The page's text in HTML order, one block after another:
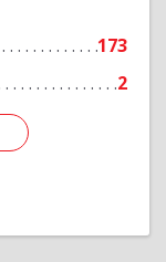
173
2
Подробнее